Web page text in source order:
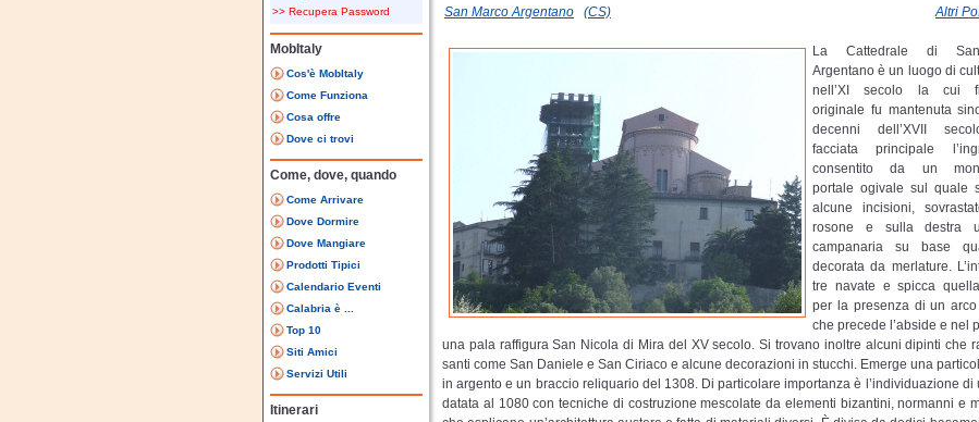
>> Recupera Password
MobItaly
Cos'è MobItaly
Come Funziona
Cosa offre
Dove ci trovi
Come, dove, quando
Come Arrivare
Dove Dormire
Dove Mangiare
Prodotti Tipici
Calendario Eventi
Calabria è ...
Top 10
Siti Amici
Servizi Utili
Itinerari
San Marco Argentano (CS) Altri
La Cattedrale di
Argentano è un luogo di
nell’XI secolo la cui
originale fu mantenuta
decenni dell’XVII
facciata principale
consentito da un
portale ogivale sul quale
alcune incisioni,
rosone e sulla destra
campanaria su base
decorata da merlature.
tre navate e spicca
per la presenza di un
che precede l’abside e nel
una pala raffigura San Nicola di Mira del XV secolo. Si trovano inoltre alcuni dipinti che
santi come San Daniele e San Ciriaco e alcune decorazioni in stucchi. Emerge una
in argento e un braccio reliquario del 1308. Di particolare importanza è l’individuazione di
datata al 1080 con tecniche di costruzione mescolate da elementi bizantini, normanni e